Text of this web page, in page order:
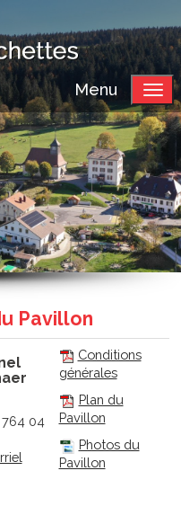
Menu
Pavillon
04
Conditions
générales
Plan du
Pavillon
Photos du
Pavillon